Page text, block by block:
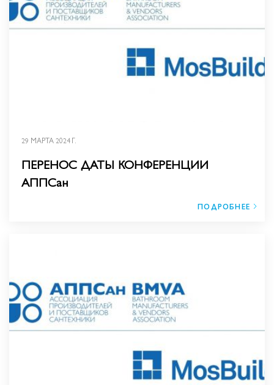
29 МАРТА 2024 Г.
ПЕРЕНОС ДАТЫ КОНФЕРЕНЦИИ
АППСан
ПОДРОБНЕЕ